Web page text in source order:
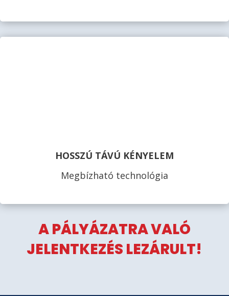
HOSSZÚ TÁVÚ KÉNYELEM
Megbízható technológia
A PÁLYÁZATRA VALÓ
JELENTKEZÉS LEZÁRULT!